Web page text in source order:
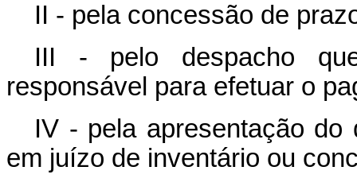
II - pela concessão de
III - pelo despacho
responsável para efetuar o
IV - pela apresentação do
em juízo de inventário ou